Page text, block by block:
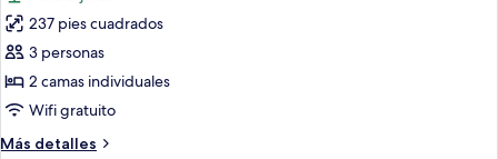
Adults)
fotos
de
Habitación
estándar
con
2
237 pies cuadrados
3 personas
2 camas individuales
Wifi gratuito
Más detalles
Más